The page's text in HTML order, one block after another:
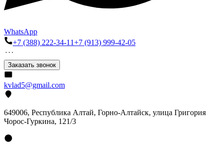
WhatsApp
+7 (388) 222-34-11+7 (913) 999-42-05
Заказать звонок
kvlad5@gmail.com
649006, Республика Алтай, Горно-Алтайск, улица Григория
Чорос-Гуркина, 121/3